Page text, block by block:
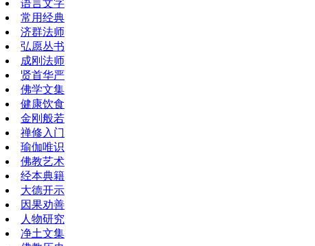
语言文字
常用经典
济群法师
弘愿丛书
成刚法师
贤首华严
佛学文集
健康饮食
金刚般若
禅修入门
瑜伽唯识
佛教艺术
经本典籍
大德开示
因果劝善
人物研究
净土文集